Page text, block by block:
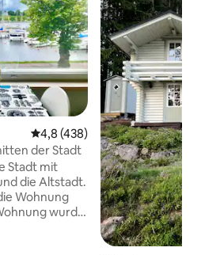
Durchschnittliche Bewertung:
4,8 (438)
der Stadt
Stadt mit
die Altstadt.
Wohnung
wurde